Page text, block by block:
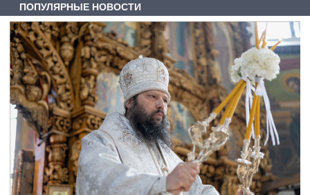
ПОПУЛЯРНЫЕ НОВОСТИ